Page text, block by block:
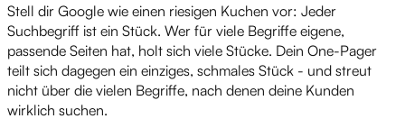
Stell dir Google wie einen riesigen Kuchen vor: Jeder
Suchbegriff ist ein Stück. Wer für viele Begriffe eigene,
passende Seiten hat, holt sich viele Stücke. Dein One-Pager
teilt sich dagegen ein einziges, schmales Stück - und streut
nicht über die vielen Begriffe, nach denen deine Kunden
wirklich suchen.